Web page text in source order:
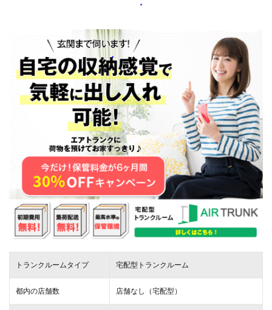
トランクルームタイプ 宅配型トランクルーム
都内の店舗数 店舗なし（宅配型）